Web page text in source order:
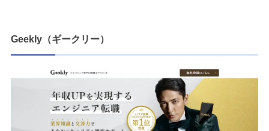
Geekly（ギークリー）